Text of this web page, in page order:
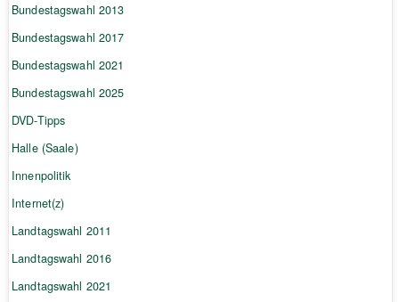
Bundestagswahl 2013
Bundestagswahl 2017
Bundestagswahl 2021
Bundestagswahl 2025
DVD-Tipps
Halle (Saale)
Innenpolitik
Internet(z)
Landtagswahl 2011
Landtagswahl 2016
Landtagswahl 2021